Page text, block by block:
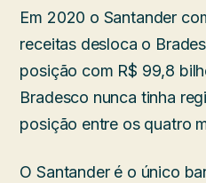
Em 2020 o Santander
receitas desloca o
posição com R$ 99,8
Bradesco nunca tinha
posição entre os quatro
O Santander é o único